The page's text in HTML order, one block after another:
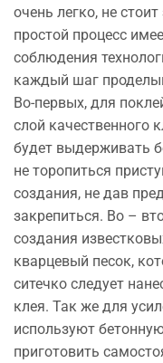
очень легко, не
простой процесс
соблюдения
каждый шаг
Во-первых, для
слой качественного
будет выдерживать
не торопиться
создания, не дав
закрепиться. Во –
создания
кварцевый песок,
ситечко следует
клея. Так же для
используют
приготовить